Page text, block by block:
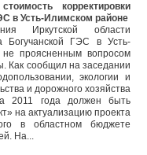
корректировки
в Усть-Илимском районе
Иркутской области
Богучанской ГЭС в Усть-
проясненным вопросом
Как сообщил на заседании
экологии и
и дорожного хозяйства
2011 года должен быть
на актуализацию проекта
в областном бюджете
На...